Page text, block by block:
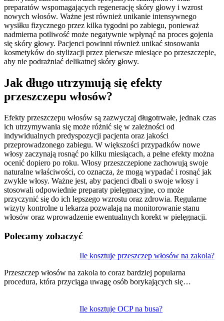
preparatów wspomagających regenerację skóry głowy i wzrost
nowych włosów. Ważne jest również unikanie intensywnego
wysiłku fizycznego przez kilka tygodni po zabiegu, ponieważ
nadmierna potliwość może negatywnie wpłynąć na proces gojenia
się skóry głowy. Pacjenci powinni również unikać stosowania
kosmetyków do stylizacji przez pierwsze miesiące po przeszczepie,
aby nie podrażniać delikatnej skóry głowy.
Jak długo utrzymują się efekty
przeszczepu włosów?
Efekty przeszczepu włosów są zazwyczaj długotrwałe, jednak czas
ich utrzymywania się może różnić się w zależności od
indywidualnych predyspozycji pacjenta oraz jakości
przeprowadzonego zabiegu. W większości przypadków nowe
włosy zaczynają rosnąć po kilku miesiącach, a pełne efekty można
ocenić dopiero po roku. Włosy przeszczepione zachowują swoje
naturalne właściwości, co oznacza, że mogą wypadać i rosnąć jak
zwykłe włosy. Ważne jest, aby pacjenci dbali o swoje włosy i
stosowali odpowiednie preparaty pielęgnacyjne, co może
przyczynić się do ich lepszego wzrostu oraz zdrowia. Regularne
wizyty kontrolne u lekarza pozwalają na monitorowanie stanu
włosów oraz wprowadzenie ewentualnych korekt w pielęgnacji.
Polecamy zobaczyć
Ile kosztuje przeszczep włosów na zakola?
Przeszczep włosów na zakola to coraz bardziej popularna
procedura, która przyciąga uwagę osób borykających się…
Ile kosztuje OCP na busa?
wpisu